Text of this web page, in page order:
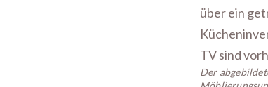
über ein
TV sind
Der